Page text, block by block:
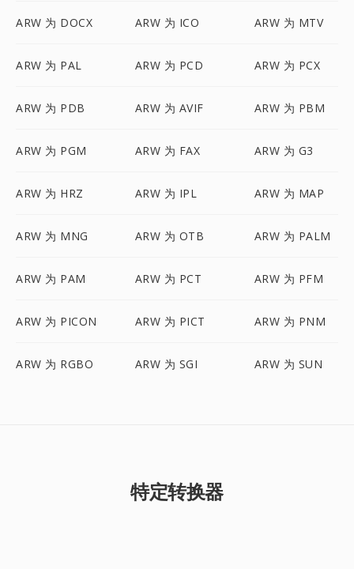
ARW 为 DOCX ARW 为 ICO ARW 为 MTV
ARW 为 PAL ARW 为 PCD ARW 为 PCX
ARW 为 PDB ARW 为 AVIF ARW 为 PBM
ARW 为 PGM ARW 为 FAX ARW 为 G3
ARW 为 HRZ ARW 为 IPL ARW 为 MAP
ARW 为 MNG ARW 为 OTB ARW 为 PALM
ARW 为 PAM ARW 为 PCT ARW 为 PFM
ARW 为 PICON ARW 为 PICT ARW 为 PNM
ARW 为 RGBO ARW 为 SGI ARW 为 SUN
特定转换器